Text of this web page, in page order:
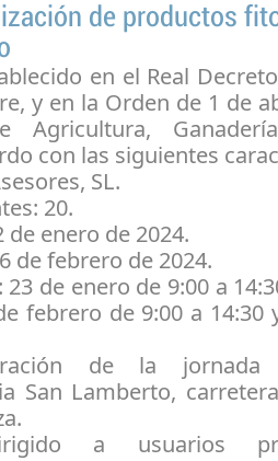
de productos
en el Real
y en la Orden de 1 de
Agricultura,
con las siguientes
SL.
20.
de enero de 2024.
de febrero de 2024.
23 de enero de 9:00 a
febrero de 9:00 a 14:30
de la jornada
San Lamberto,
a usuarios